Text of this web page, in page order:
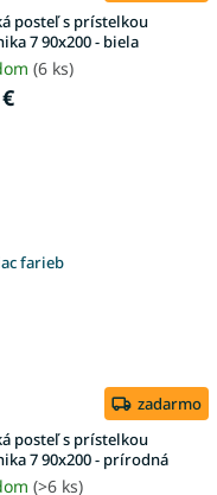
posteľ s prístelkou
7 90x200 - biela
(6 ks)
farieb
zadarmo
posteľ s prístelkou
7 90x200 - prírodná
(>6 ks)